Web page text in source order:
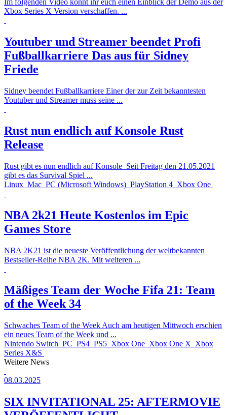
Im folgenden Video könnt ihr euch einen Einblick der Demo aus der
Xbox Series X Version verschaffen. ...
Youtuber und Streamer beendet Profi
Fußballkarriere Das aus für Sidney
Friede
Sidney beendet Fußballkarriere Einer der zur Zeit bekanntesten
Youtuber und Streamer muss seine ...
Rust nun endlich auf Konsole Rust
Release
Rust gibt es nun endlich auf Konsole Seit Freitag den 21.05.2021
gibt es das Survival Spiel ...
Linux Mac PC (Microsoft Windows) PlayStation 4 Xbox One
NBA 2k21 Heute Kostenlos im Epic
Games Store
NBA 2K21 ist die neueste Veröffentlichung der weltbekannten
Bestseller-Reihe NBA 2K. Mit weiteren ...
Mäßiges Team der Woche Fifa 21: Team
of the Week 34
Schwaches Team of the Week Auch am heutigen Mittwoch erschien
ein neues Team of the Week und ...
Nintendo Switch PC PS4 PS5 Xbox One Xbox One X Xbox
Series X&S
Weitere News
08.03.2025
SIX INVITATIONAL 25: AFTERMOVIE